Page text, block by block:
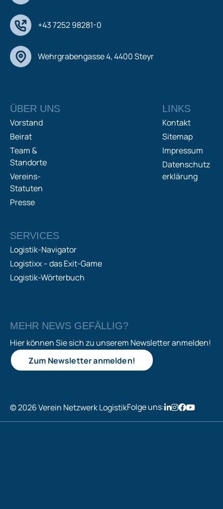
+43 7252 98281-0
Wehrgrabengasse 4, 4400 Steyr
ÜBER UNS
Vorstand
Beirat
Team &
Standorte
Vereins-
Statuten
Presse
LINKS
Kontakt
Sitemap
Impressum
Datenschutz
erklärung
SERVICES
Logistik-Navigator
Logistixx – das Exit-Game
Logistik-Wörterbuch
MEHR NEWS GEFÄLLIG?
Hier können Sie sich zu unserem Newsletter anmelden!
Zum Newsletter anmelden!
© 2026 Verein Netzwerk LogistikFolge uns: